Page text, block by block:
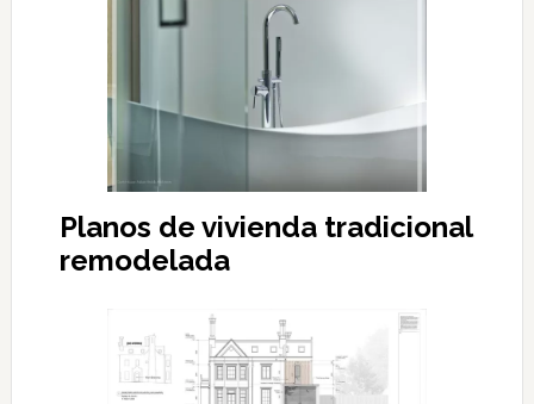
Planos de vivienda tradicional
remodelada